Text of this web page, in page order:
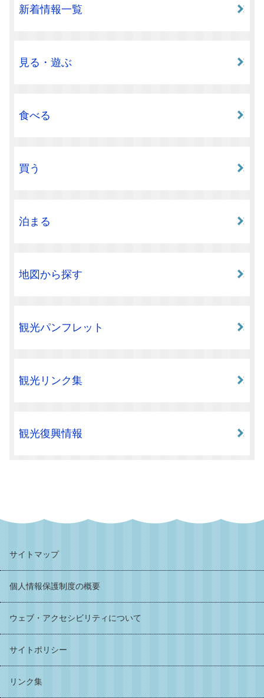
新着情報一覧
見る・遊ぶ
食べる
買う
泊まる
地図から探す
観光パンフレット
観光リンク集
観光復興情報
サイトマップ
個人情報保護制度の概要
ウェブ・アクセシビリティについて
サイトポリシー
リンク集